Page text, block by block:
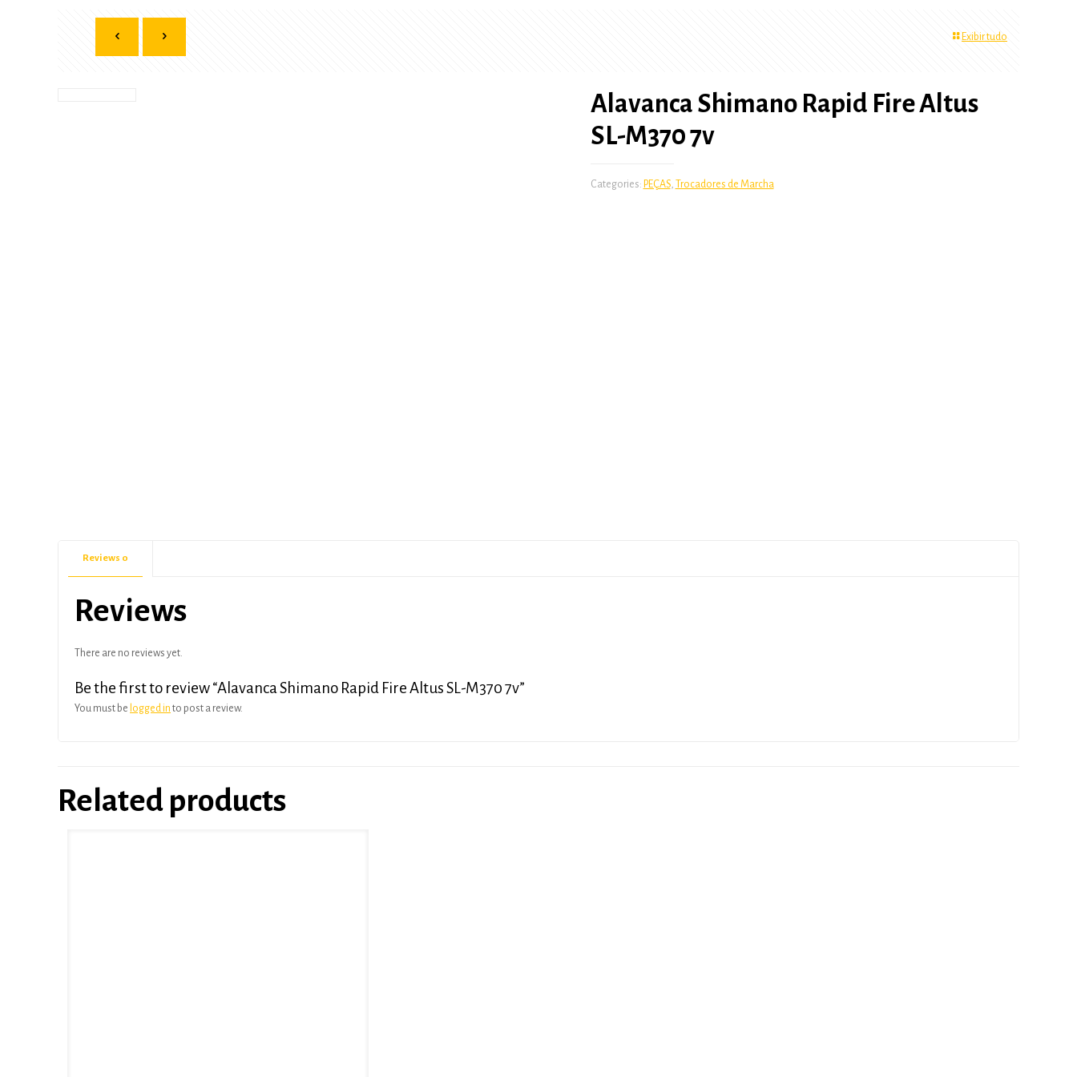
Exibir tudo
Alavanca Shimano Rapid Fire Altus
SL-M370 7v
Categories: PEÇAS, Trocadores de Marcha
Reviews 0
Reviews
There are no reviews yet.
Be the first to review “Alavanca Shimano Rapid Fire Altus SL-M370 7v”
You must be logged in to post a review.
Related products